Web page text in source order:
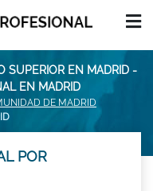
SUPERIOR EN MADRID -
EN MADRID
DE MADRID
POR